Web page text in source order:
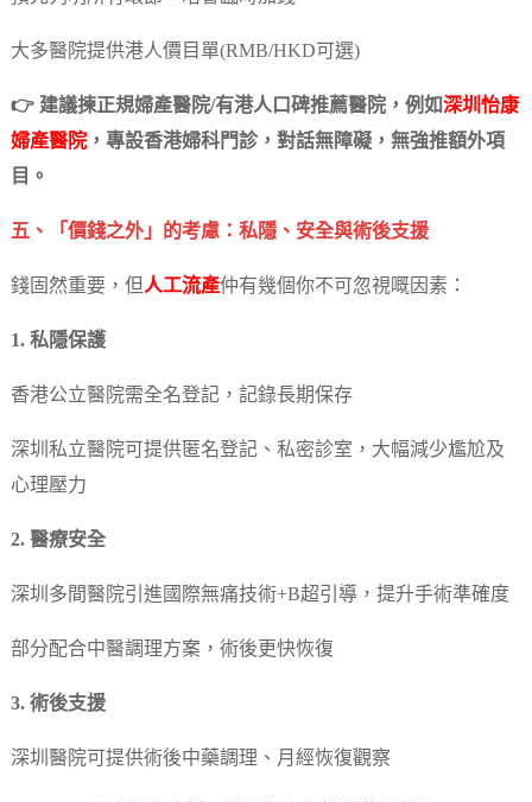
大多醫院提供港人價目單(RMB/HKD可選)
👉 建議揀正規婦產醫院/有港人口碑推薦醫院，例如深圳怡康
婦產醫院，專設香港婦科門診，對話無障礙，無強推額外項
目。
五、「價錢之外」的考慮：私隱、安全與術後支援
錢固然重要，但人工流產仲有幾個你不可忽視嘅因素：
1. 私隱保護
香港公立醫院需全名登記，記錄長期保存
深圳私立醫院可提供匿名登記、私密診室，大幅減少尷尬及
心理壓力
2. 醫療安全
深圳多間醫院引進國際無痛技術+B超引導，提升手術準確度
部分配合中醫調理方案，術後更快恢復
3. 術後支援
深圳醫院可提供術後中藥調理、月經恢復觀察